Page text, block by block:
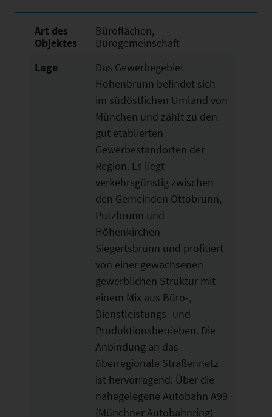
Art des
Objektes
Büroflächen,
Bürogemeinschaft
Lage
Das Gewerbegebiet
Hohenbrunn befindet sich
im südöstlichen Umland von
München und zählt zu den
gut etablierten
Gewerbestandorten der
Region. Es liegt
verkehrsgünstig zwischen
den Gemeinden Ottobrunn,
Putzbrunn und
Höhenkirchen-
Siegertsbrunn und profitiert
von einer gewachsenen
gewerblichen Struktur mit
einem Mix aus Büro-,
Dienstleistungs- und
Produktionsbetrieben. Die
Anbindung an das
überregionale Straßennetz
ist hervorragend: Über die
nahegelegene Autobahn A99
(Münchner Autobahnring)